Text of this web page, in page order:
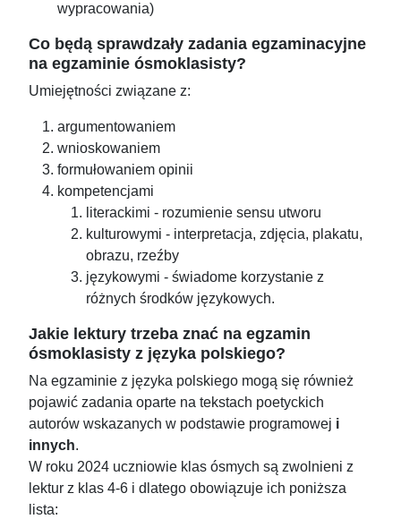
wypracowania)
Co będą sprawdzały zadania egzaminacyjne
na egzaminie ósmoklasisty?
Umiejętności związane z:
argumentowaniem
wnioskowaniem
formułowaniem opinii
kompetencjami
literackimi - rozumienie sensu utworu
kulturowymi - interpretacja, zdjęcia, plakatu,
obrazu, rzeźby
językowymi - świadome korzystanie z
różnych środków językowych.
Jakie lektury trzeba znać na egzamin
ósmoklasisty z języka polskiego?
Na egzaminie z języka polskiego mogą się również
pojawić zadania oparte na tekstach poetyckich
autorów wskazanych w podstawie programowej i
innych.
W roku 2024 uczniowie klas ósmych są zwolnieni z
lektur z klas 4-6 i dlatego obowiązuje ich poniższa
lista: